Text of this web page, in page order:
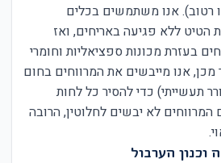
רטוב). אנו משתמשים בכלים
הטיט ללא פגיעה באריחים, ואז
בעזרת מכונות ספציאליות וחומרי
מכן, אנו מייבשים את המרווחים בחום
תעשייתי) כדי להסיר כל לחות
לא יבשים לחלוטין, הרובה